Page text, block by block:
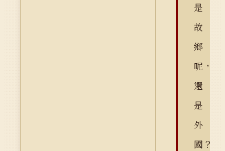
是
故
鄉
呢，
還
是
外
國？